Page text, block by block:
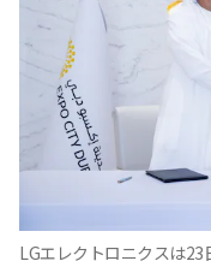
LGエレクトロニクスは